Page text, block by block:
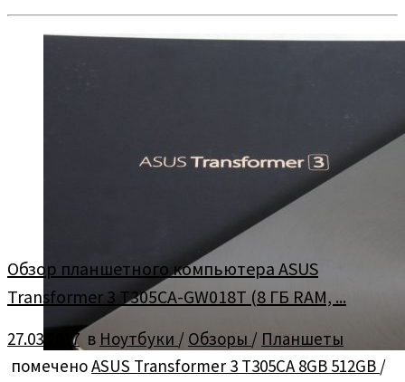
Обзор планшетного компьютера ASUS
Transformer 3 T305CA-GW018T (8 ГБ RAM, ...
27.03.2017в Ноутбуки / Обзоры / Планшеты
помеченоASUS Transformer 3 T305CA 8GB 512GB /